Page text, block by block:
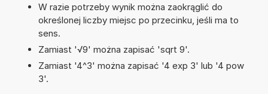
W razie potrzeby wynik można zaokrąglić do
określonej liczby miejsc po przecinku, jeśli ma to
sens.
Zamiast '√9' można zapisać 'sqrt 9'.
Zamiast '4^3' można zapisać '4 exp 3' lub '4 pow
3'.